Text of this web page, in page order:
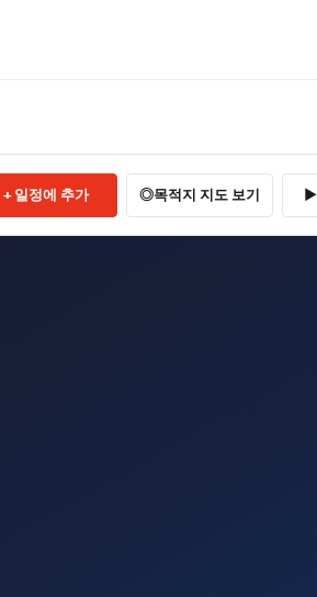
일정에 추가 목적지 지도 보기